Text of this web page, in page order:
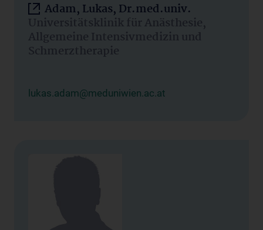
Adam, Lukas, Dr.med.univ.
Universitätsklinik für Anästhesie,
Allgemeine Intensivmedizin und
Schmerztherapie
lukas.adam@meduniwien.ac.at